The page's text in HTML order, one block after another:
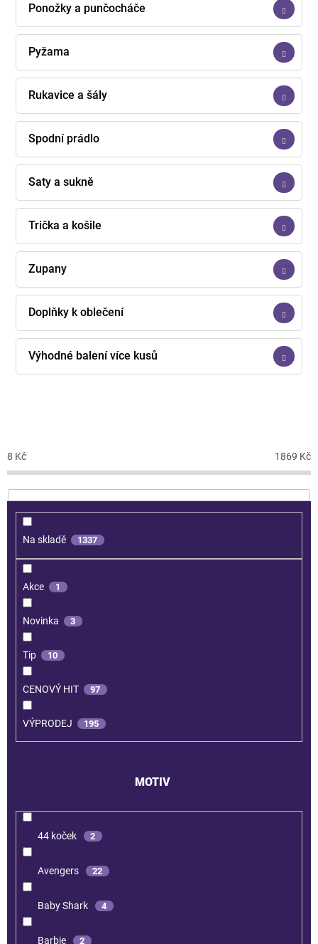
Ponožky a punčocháče
Pyžama
Rukavice a šály
Spodní prádlo
Šaty a sukně
Trička a košile
Župany
Doplňky k oblečení
Výhodné balení více kusů
8 Kč 1869 Kč
Na skladě 1337
Akce 1
Novinka 3
Tip 10
CENOVÝ HIT 97
VÝPRODEJ 195
MOTIV
44 koček 2
Avengers 22
Baby Shark 4
Barbie 2